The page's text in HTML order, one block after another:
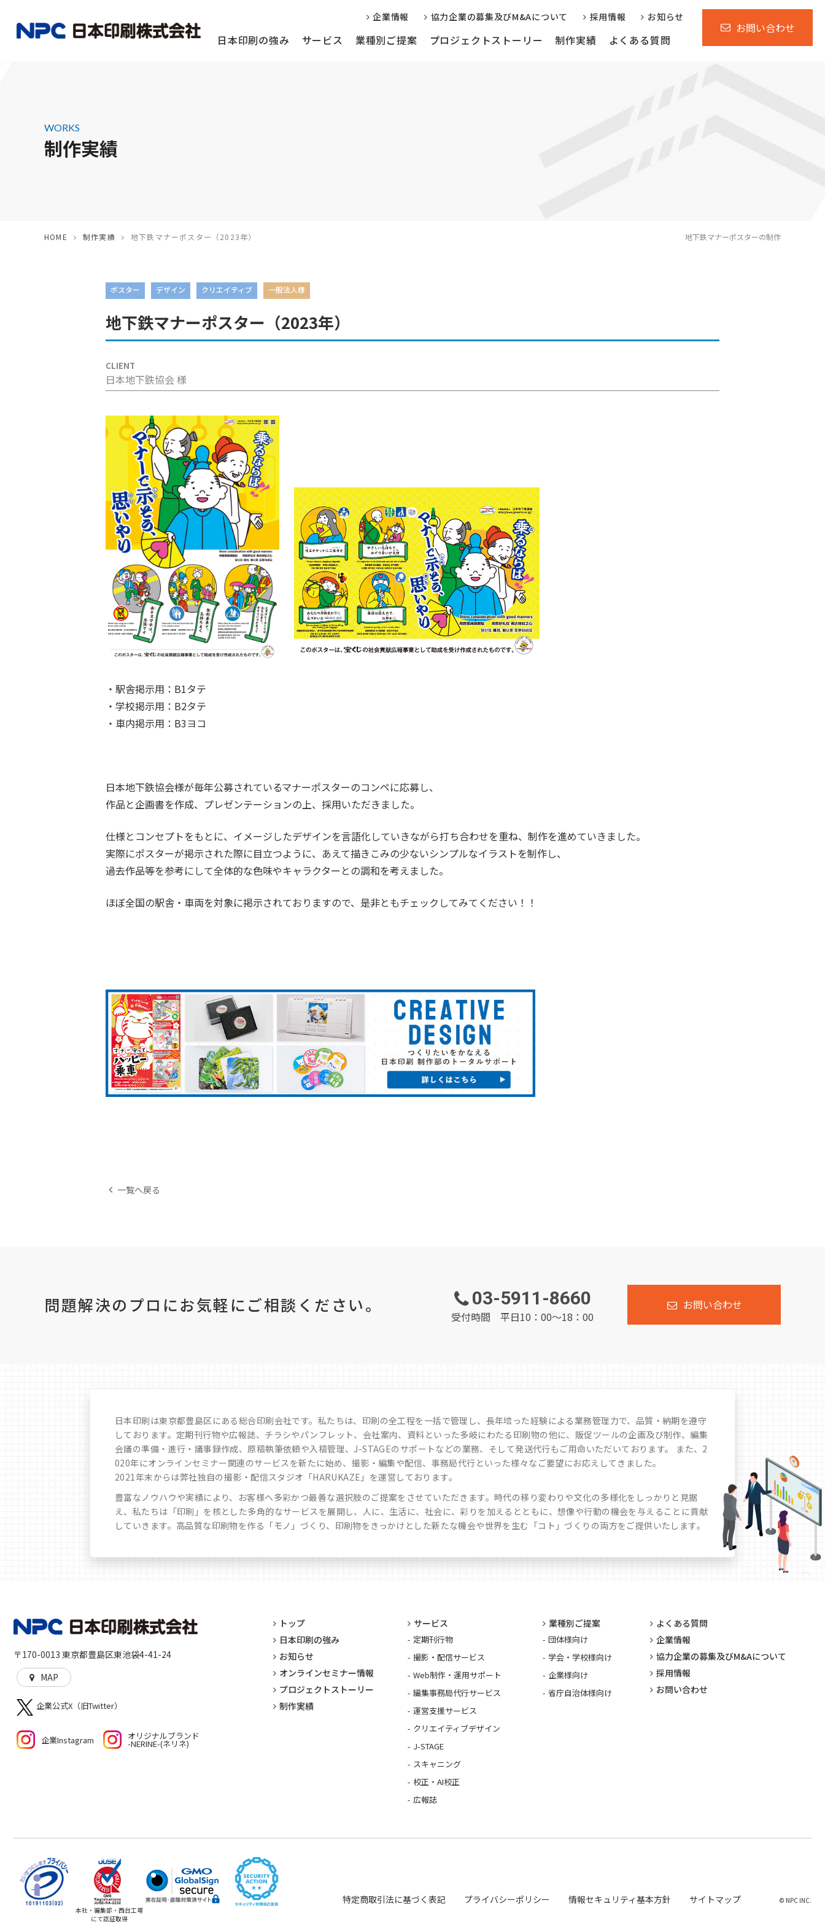
企業情報 協力企業の募集及びM&Aについて 採用情報 お知らせ
日本印刷の強み サービス
定期刊行物
クリエイティブデザイン J-STAGE
業種別ご提案 プロジェクトストーリー 制作実績 よくある質問
お問い合わせ
地下鉄マナーポスターの制作
WORKS
制作実績
HOME 制作実績 地下鉄マナーポスター（2023年）
ポスター デザイン クリエイティブ 一般法人様
地下鉄マナーポスター（2023年）
CLIENT
日本地下鉄協会 様
・駅舎掲示用：B1タテ
・学校掲示用：B2タテ
・車内掲示用：B3ヨコ
日本地下鉄協会様が毎年公募されているマナーポスターのコンペに応募し、
作品と企画書を作成、プレゼンテーションの上、採用いただきました。
仕様とコンセプトをもとに、イメージしたデザインを言語化していきながら打ち合わせを重ね、制作を進めていきました。
実際にポスターが掲示された際に目立つように、あえて描きこみの少ないシンプルなイラストを制作し、
過去作品等を参考にして全体的な色味やキャラクターとの調和を考えました。
ほぼ全国の駅舎・車両を対象に掲示されておりますので、是非ともチェックしてみてください！！
一覧へ戻る
問題解決のプロにお気軽にご相談ください。 03-5911-8660
受付時間 平日10：00～18：00
お問い合わせ
日本印刷は東京都豊島区にある総合印刷会社です。私たちは、印刷の全工程を一括で管理し、長年培った経験による業務管理力で、品質・納期を遵守
しております。定期刊行物や広報誌、チラシやパンフレット、会社案内、資料といった多岐にわたる印刷物の他に、販促ツールの企画及び制作、編集
会議の準備・進行・議事録作成、原稿執筆依頼や入稿管理、J-STAGEのサポートなどの業務、そして発送代行もご用命いただいております。 また、2
020年にオンラインセミナー関連のサービスを新たに始め、撮影・編集や配信、事務局代行といった様々なご要望にお応えしてきました。
2021年末からは弊社独自の撮影・配信スタジオ「HARUKAZE」を運営しております。
豊富なノウハウや実績により、お客様へ多彩かつ最善な選択肢のご提案をさせていただきます。時代の移り変わりや文化の多様化をしっかりと見据
え、私たちは「印刷」を核とした多角的なサービスを展開し、人に、生活に、社会に、彩りを加えるとともに、想像や行動の機会を与えることに貢献
していきます。高品質な印刷物を作る「モノ」づくり、印刷物をきっかけとした新たな機会や世界を生む「コト」づくりの両方をご提供いたします。
〒170-0013 東京都豊島区東池袋4-41-24
MAP
企業公式X（旧Twitter）
企業Instagram オリジナルブランド
-NERINE-(ネリネ)
トップ
日本印刷の強み
お知らせ
オンラインセミナー情報
プロジェクトストーリー
制作実績
サービス
定期刊行物
撮影・配信サービス
Web制作・運用サポート
編集事務局代行サービス
運営支援サービス
クリエイティブデザイン
J-STAGE
スキャニング
校正・AI校正
広報誌
業種別ご提案
団体様向け
学会・学校様向け
企業様向け
省庁自治体様向け
よくある質問
企業情報
協力企業の募集及びM&Aについて
採用情報
お問い合わせ
本社・編集部・西台工場
にて認証取得
特定商取引法に基づく表記 プライバシーポリシー 情報セキュリティ基本方針 サイトマップ © NPC INC.